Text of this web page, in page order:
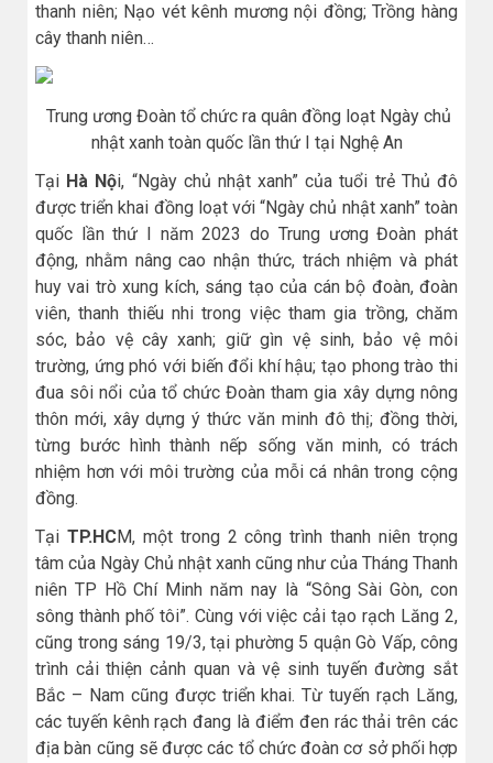
thanh niên; Nạo vét kênh mương nội đồng; Trồng hàng
cây thanh niên…
Trung ương Đoàn tổ chức ra quân đồng loạt Ngày chủ
nhật xanh toàn quốc lần thứ I tại Nghệ An
Tại Hà Nội, “Ngày chủ nhật xanh” của tuổi trẻ Thủ đô
được triển khai đồng loạt với “Ngày chủ nhật xanh” toàn
quốc lần thứ I năm 2023 do Trung ương Đoàn phát
động, nhằm nâng cao nhận thức, trách nhiệm và phát
huy vai trò xung kích, sáng tạo của cán bộ đoàn, đoàn
viên, thanh thiếu nhi trong việc tham gia trồng, chăm
sóc, bảo vệ cây xanh; giữ gìn vệ sinh, bảo vệ môi
trường, ứng phó với biến đổi khí hậu; tạo phong trào thi
đua sôi nổi của tổ chức Đoàn tham gia xây dựng nông
thôn mới, xây dựng ý thức văn minh đô thị; đồng thời,
từng bước hình thành nếp sống văn minh, có trách
nhiệm hơn với môi trường của mỗi cá nhân trong cộng
đồng.
Tại TP.HCM, một trong 2 công trình thanh niên trọng
tâm của Ngày Chủ nhật xanh cũng như của Tháng Thanh
niên TP Hồ Chí Minh năm nay là “Sông Sài Gòn, con
sông thành phố tôi”. Cùng với việc cải tạo rạch Lăng 2,
cũng trong sáng 19/3, tại phường 5 quận Gò Vấp, công
trình cải thiện cảnh quan và vệ sinh tuyến đường sắt
Bắc – Nam cũng được triển khai. Từ tuyến rạch Lăng,
các tuyến kênh rạch đang là điểm đen rác thải trên các
địa bàn cũng sẽ được các tổ chức đoàn cơ sở phối hợp